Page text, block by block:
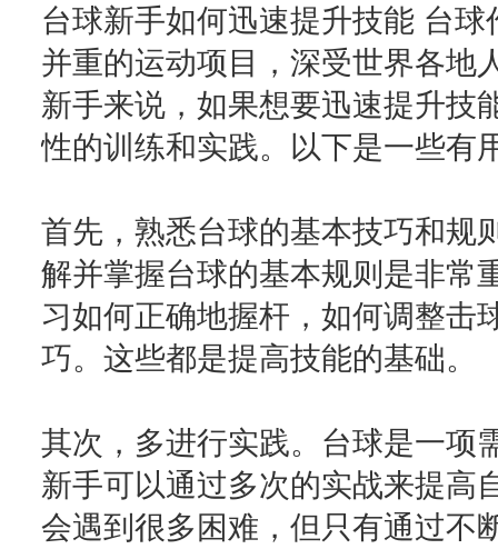
台球新手如何迅速提升技能 台
并重的运动项目，深受世界各地
新手来说，如果想要迅速提升技
性的训练和实践。以下是一些有
首先，熟悉台球的基本技巧和规
解并掌握台球的基本规则是非常
习如何正确地握杆，如何调整击
巧。这些都是提高技能的基础。
其次，多进行实践。台球是一项
新手可以通过多次的实战来提高
会遇到很多困难，但只有通过不